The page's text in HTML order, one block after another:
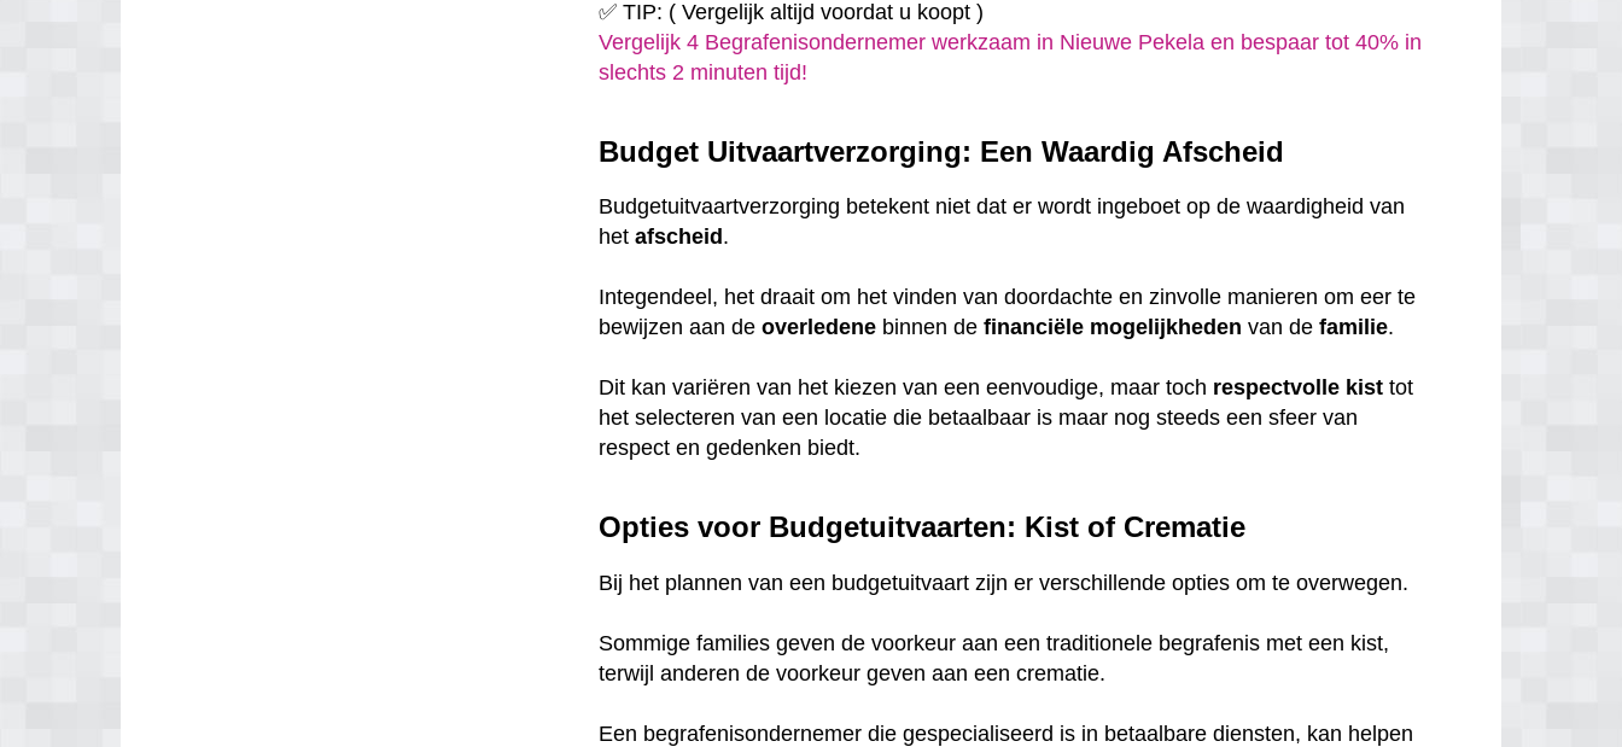
✅ TIP: ( Vergelijk altijd voordat u koopt )
Vergelijk 4 Begrafenisondernemer werkzaam in Nieuwe Pekela en bespaar tot 40% in
slechts 2 minuten tijd!
Budget Uitvaartverzorging: Een Waardig Afscheid
Budgetuitvaartverzorging betekent niet dat er wordt ingeboet op de waardigheid van
hetafscheid .
Integendeel, het draait om het vinden van doordachte en zinvolle manieren om eer te
bewijzen aan deoverledene binnen definanciële mogelijkheden van defamilie.
Dit kan variëren van het kiezen van een eenvoudige, maar toch respectvolle kist tot
het selecteren van een locatie die betaalbaar is maar nog steeds een sfeer van
respect en gedenken biedt.
Opties voor Budgetuitvaarten: Kist of Crematie
Bij het plannen van een budgetuitvaart zijn er verschillende opties om te overwegen.
Sommige families geven de voorkeur aan een traditionele begrafenis met een kist,
terwijl anderen de voorkeur geven aan een crematie.
Een begrafenisondernemer die gespecialiseerd is in betaalbare diensten, kan helpen